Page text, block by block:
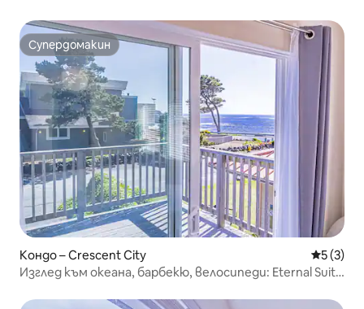
Супердомакин
Супердомакин
Кондо – Crescent City Средна
5 (3)
Изглед към океана, барбекю, велосипеди: Eternal Suite